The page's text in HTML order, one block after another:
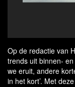
Op de redactie van
trends uit binnen-
we eruit, andere
in het kort’. Met